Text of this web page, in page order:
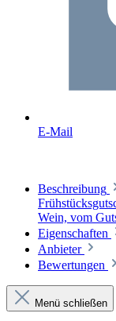
E-Mail
Beschreibung
Wein, vom
Eigenschaften
Anbieter
Bewertungen
Menü schließen